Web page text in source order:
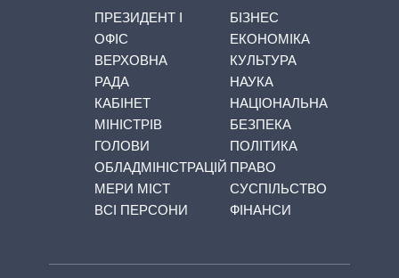
ПРЕЗИДЕНТ І
ОФІС
ВЕРХОВНА
РАДА
КАБІНЕТ
МІНІСТРІВ
ГОЛОВИ
ОБЛАДМІНІСТРАЦІЙ
МЕРИ МІСТ
ВСІ ПЕРСОНИ
БІЗНЕС
ЕКОНОМІКА
КУЛЬТУРА
НАУКА
НАЦІОНАЛЬНА
БЕЗПЕКА
ПОЛІТИКА
ПРАВО
СУСПІЛЬСТВО
ФІНАНСИ